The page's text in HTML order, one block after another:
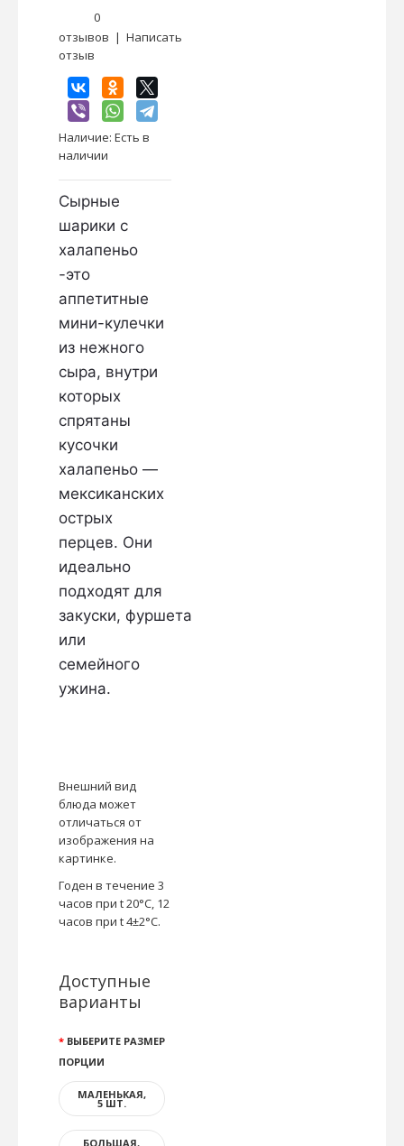
0
отзывов | Написать
отзыв
Наличие: Есть в
наличии
Сырные
шарики с
халапеньо
-это
аппетитные
мини-кулечки
из нежного
сыра, внутри
которых
спрятаны
кусочки
халапеньо —
мексиканских
острых
перцев. Они
идеально
подходят для
закуски, фуршета
или
семейного
ужина.
Внешний вид
блюда может
отличаться от
изображения на
картинке.
Годен в течение 3
часов при t 20°C, 12
часов при t 4±2°C.
Доступные
варианты
ВЫБЕРИТЕ РАЗМЕР
ПОРЦИИ
МАЛЕНЬКАЯ,
5 ШТ.
БОЛЬШАЯ,